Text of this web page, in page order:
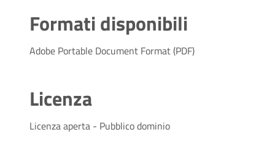
Formati disponibili
Adobe Portable Document Format (PDF)
Licenza
Licenza aperta - Pubblico dominio